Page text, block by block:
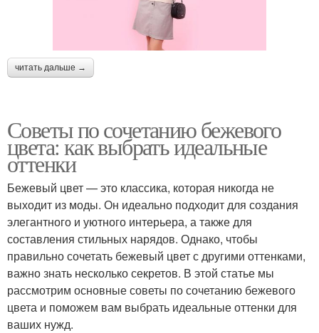
читать дальше →
Советы по сочетанию бежевого
цвета: как выбрать идеальные
оттенки
Бежевый цвет — это классика, которая никогда не
выходит из моды. Он идеально подходит для создания
элегантного и уютного интерьера, а также для
составления стильных нарядов. Однако, чтобы
правильно сочетать бежевый цвет с другими оттенками,
важно знать несколько секретов. В этой статье мы
рассмотрим основные советы по сочетанию бежевого
цвета и поможем вам выбрать идеальные оттенки для
ваших нужд.